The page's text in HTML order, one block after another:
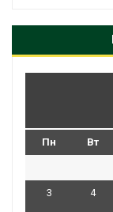
Пн Вт
3 4